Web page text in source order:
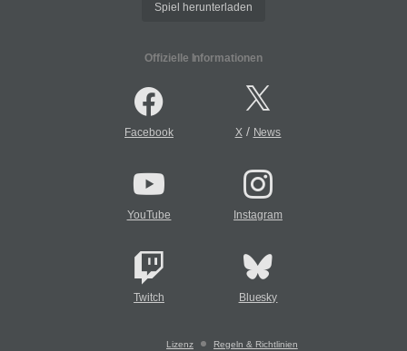
Spiel herunterladen
Offizielle Informationen
Facebook X/ News
YouTube Instagram
Twitch Bluesky
Lizenz Regeln & Richtlinien